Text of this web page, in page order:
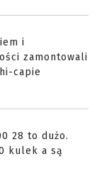
i
zamontowali
capie
28 to dużo.
kulek a są